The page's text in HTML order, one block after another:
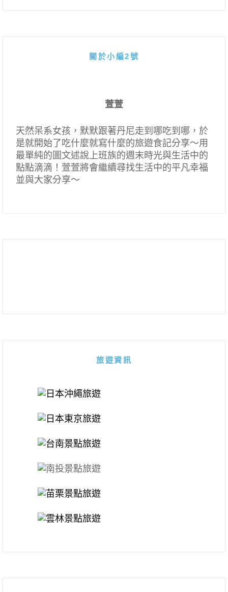
關於小編2號
萱萱
天然呆系女孩，默默跟著丹尼走到哪吃到哪，於
是就開始了吃什麼就寫什麼的旅遊食記分享～用
最單純的圖文述說上班族的週末時光與生活中的
點點滴滴！萱萱將會繼續尋找生活中的平凡幸福
並與大家分享～
旅遊資訊